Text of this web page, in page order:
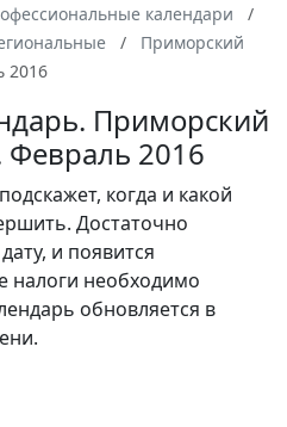
календари
Приморский
2016
Приморский
Февраль 2016
подскажет, когда и какой
Достаточно
и появится
налоги необходимо
обновляется в